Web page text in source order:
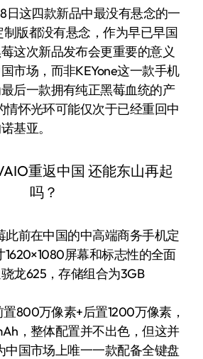
日这四款新品中最没有悬念的一
制版都没有悬念，作为早已早国
这次新品发布会更重要的意义
市场，而非KEYone这一款手机
后一款拥有纯正黑莓血统的产
情怀光环可能仅次于已经重回中
基亚。
此前在中国的中高端商务手机定
屏幕和标志性的全面
龙625，存储组合为3GB
800万像素+后置1200万像素，
，整体配置并不出色，但这并
中国市场上唯一一款配备全键盘